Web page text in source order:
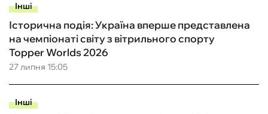
Інші
27 липня 15:05
Історична подія: Україна вперше представлена
на чемпіонаті світу з вітрильного спорту
Topper Worlds 2026
Інші